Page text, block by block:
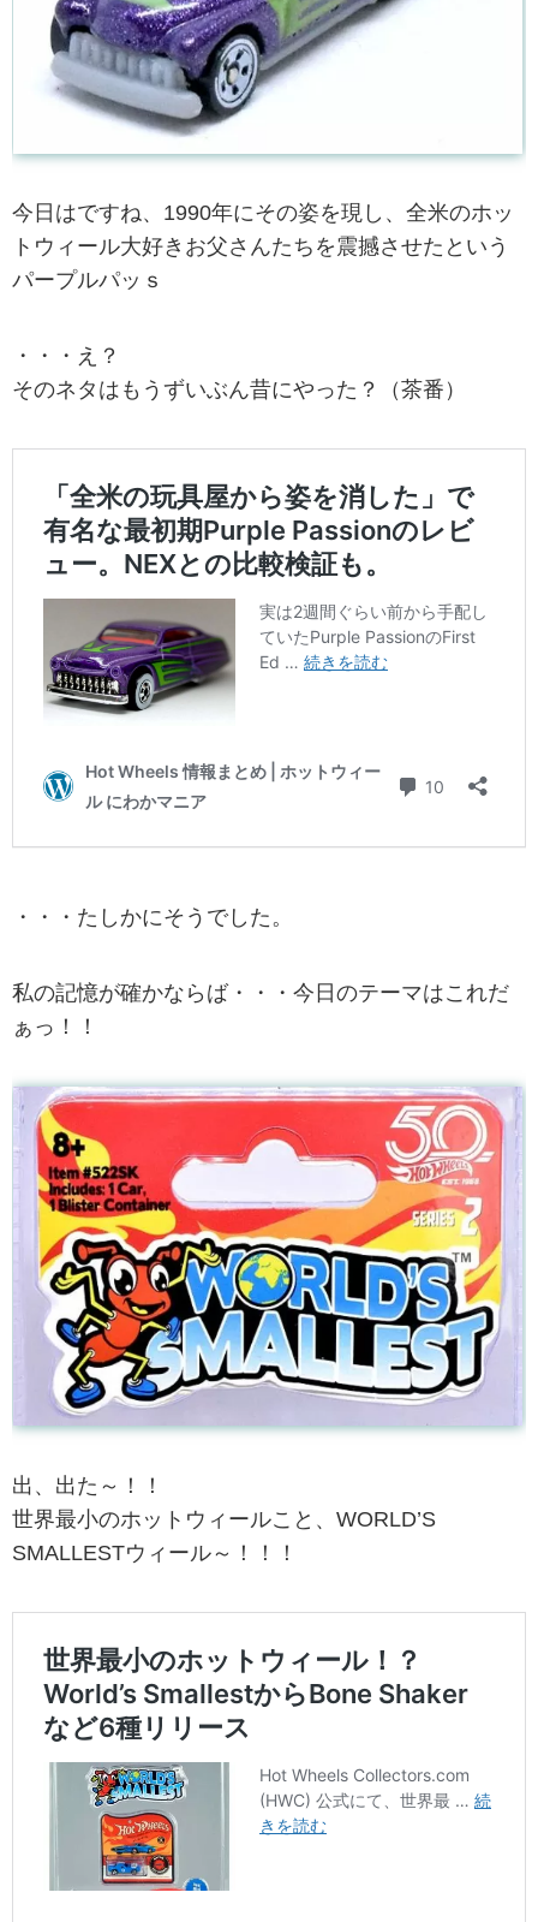
今日はですね、1990年にその姿を現し、全米のホッ
トウィール大好きお父さんたちを震撼させたという
パープルパッｓ
・・・え？
そのネタはもうずいぶん昔にやった？（茶番）
・・・たしかにそうでした。
私の記憶が確かならば・・・今日のテーマはこれだ
ぁっ！！
出、出た～！！
世界最小のホットウィールこと、WORLD’S
SMALLESTウィール～！！！